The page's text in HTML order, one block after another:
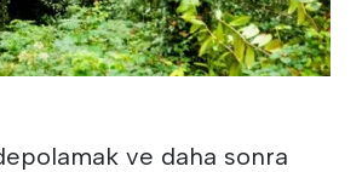
ve daha sonra